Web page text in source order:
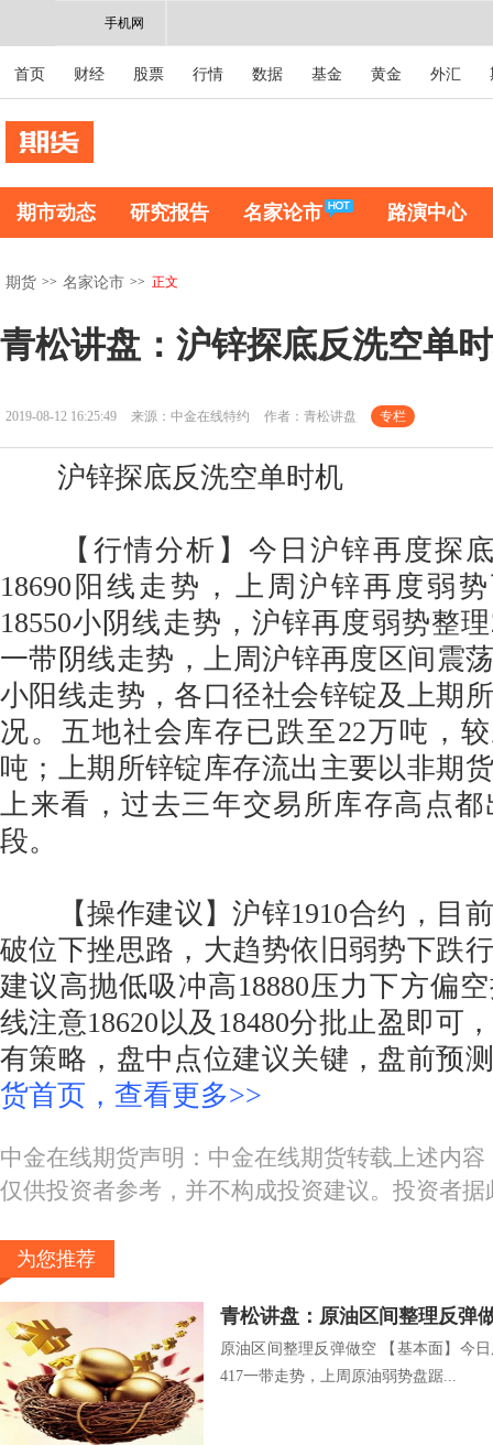
手机网
首页 财经 股票 行情 数据 基金 黄金 外汇
期市动态 研究报告 名家论市 路演中心
期货 >> 名家论市 >> 正文
青松讲盘：沪锌探底反洗空单
2019-08-12 16:25:49 来源：中金在线特约 作者：青松讲盘 专栏
沪锌探底反洗空单时机
【行情分析】今日沪锌再度探底
18690阳线走势，上周沪锌再度弱
18550小阴线走势，沪锌再度弱势整
一带阴线走势，上周沪锌再度区间震
小阳线走势，各口径社会锌锭及上期
况。五地社会库存已跌至22万吨，
吨；上期所锌锭库存流出主要以非期
上来看，过去三年交易所库存高点
段。
【操作建议】沪锌1910合约，目
破位下挫思路，大趋势依旧弱势下跌
建议高抛低吸冲高18880压力下方偏
线注意18620以及18480分批止盈即可
有策略，盘中点位建议关键，盘前预
货首页，查看更多>>
中金在线期货声明：中金在线期货转载上述内
仅供投资者参考，并不构成投资建议。投资者
为您推荐
青松讲盘：原油区间整理反弹
原油区间整理反弹做空 【基本面】今
417一带走势，上周原油弱势盘踞...